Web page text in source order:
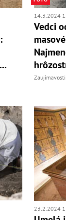
14.3.2024
Vedci
Zaujímavosti
23.2.2024